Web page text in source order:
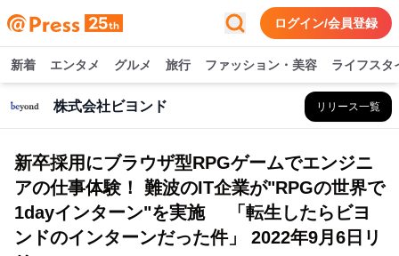
ログイン/会員登録
新着 エンタメ グルメ 旅行 ファッション・美容 ライフスタ
株式会社ビヨンド リリース一覧
新卒採用にブラウザ型RPGゲームでエンジニ
アの仕事体験！ 難波のIT企業が"RPGの世界で
1dayインターン"を実施 「転生したらビヨ
ンドのインターンだった件」 2022年9月6日リ